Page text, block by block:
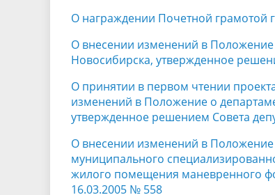
О награждении Почетной грамотой
О внесении изменений в
Новосибирска, утвержденное
О принятии в первом чтении
изменений в Положение о
утвержденное решением Совета
О внесении изменений в
муниципального
жилого помещения маневренного
16.03.2005 № 558